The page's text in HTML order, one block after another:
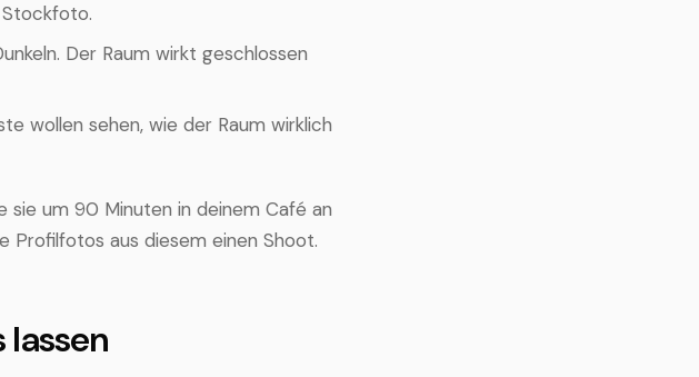
Stockfoto.
Der Raum wirkt geschlossen
wollen sehen, wie der Raum wirklich
um 90 Minuten in deinem Café an
Profilfotos aus diesem einen Shoot.